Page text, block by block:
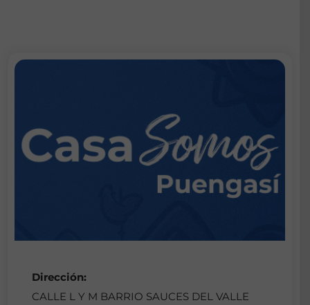
Dirección:
CALLE L Y M BARRIO SAUCES DEL VALLE